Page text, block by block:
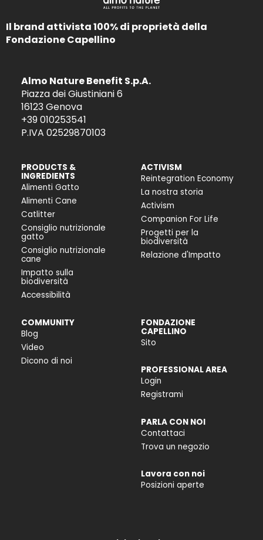
Il brand attivista 100% di proprietà della
Fondazione Capellino
Almo Nature Benefit S.p.A.
Piazza dei Giustiniani 6
16123 Genova
+39 010253541
P.IVA 02529870103
PRODUCTS &
INGREDIENTS
Alimenti Gatto
Alimenti Cane
Catlitter
Consiglio nutrizionale
gatto
Consiglio nutrizionale
cane
Impatto sulla
biodiversità
Accessibilità
ACTIVISM
Reintegration Economy
La nostra storia
Activism
Companion For Life
Progetti per la
biodiversità
Relazione d'Impatto
COMMUNITY
Blog
Video
Dicono di noi
FONDAZIONE
CAPELLINO
Sito
PROFESSIONAL AREA
Login
Registrami
PARLA CON NOI
Contattaci
Trova un negozio
Lavora con noi
Posizioni aperte